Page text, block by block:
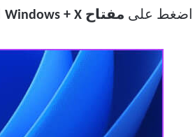
اضغط على مفتاح Windows + X